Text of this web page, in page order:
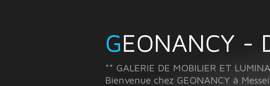
GEONANCY -
** GALERIE DE MOBILIER ET
Bienvenue chez GEONANCY à